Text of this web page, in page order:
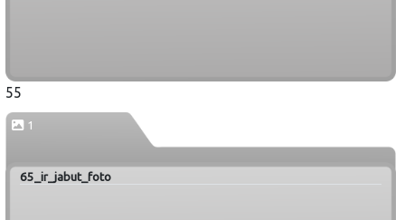
55
1
65_ir_jabut_foto